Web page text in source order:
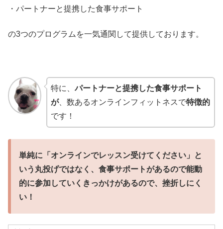
・パートナーと提携した食事サポート
の3つのプログラムを一気通関して提供しております。
特に、パートナーと提携した食事サポート
が、数あるオンラインフィットネスで特徴的
です！
単純に「オンラインでレッスン受けてください」と
いう丸投げではなく、食事サポートがあるので能動
的に参加していくきっかけがあるので、挫折しにく
い！